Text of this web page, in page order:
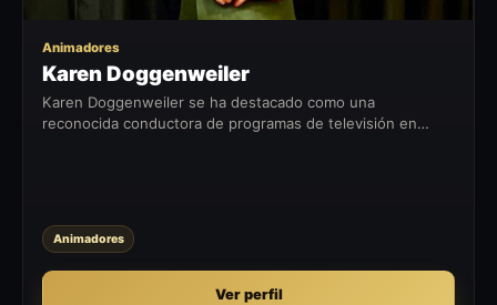
Animadores
Karen Doggenweiler
Karen Doggenweiler se ha destacado como una
reconocida conductora de programas de televisión en
Animadores
Ver perfil